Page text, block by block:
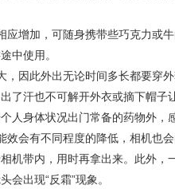
增加，可随身携带些巧克力或
中使用。
，因此外出无论时间多长都要穿
了汗也不可解开外衣或摘下帽
人身体状况出门常备的药物外，
效会有不同程度的降低，相机也
机带内，用时再拿出来。此外
会出现“反霜”现象。